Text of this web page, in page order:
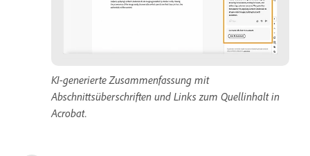
KI-generierte Zusammenfassung mit
Abschnittsüberschriften und Links zum Quellinhalt in
Acrobat.